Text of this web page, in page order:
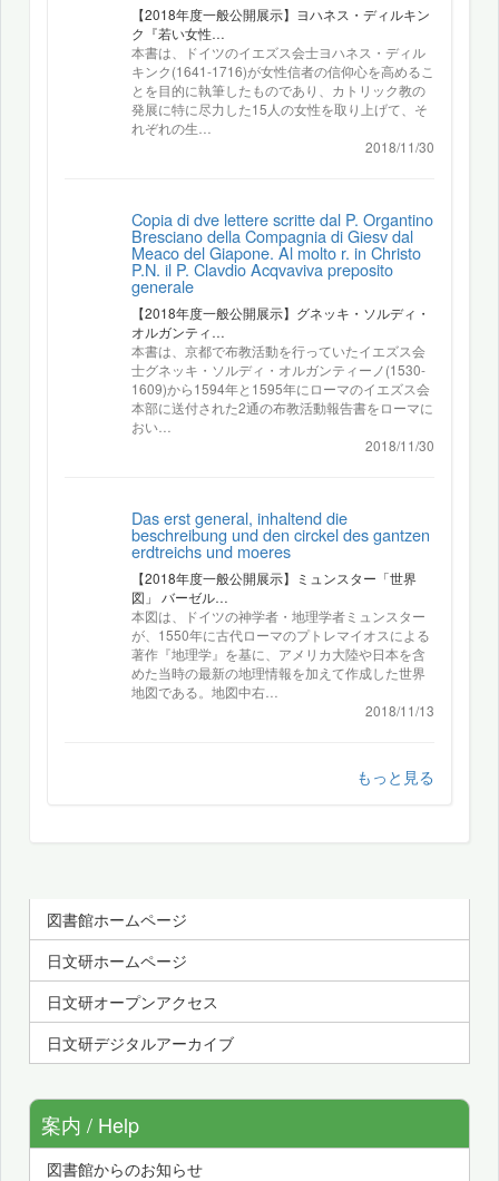
【2018年度一般公開展示】ヨハネス・ディルキン
ク『若い女性…
本書は、ドイツのイエズス会士ヨハネス・ディル
キンク(1641-1716)が女性信者の信仰心を高めるこ
とを目的に執筆したものであり、カトリック教の
発展に特に尽力した15人の女性を取り上げて、そ
れぞれの生…
2018/11/30
Copia di dve lettere scritte dal P. Organtino
Bresciano della Compagnia di Giesv dal
Meaco del Giapone. Al molto r. in Christo
P.N. il P. Clavdio Acqvaviva preposito
generale
【2018年度一般公開展示】グネッキ・ソルディ・
オルガンティ…
本書は、京都で布教活動を行っていたイエズス会
士グネッキ・ソルディ・オルガンティーノ(1530-
1609)から1594年と1595年にローマのイエズス会
本部に送付された2通の布教活動報告書をローマに
おい…
2018/11/30
Das erst general, inhaltend die
beschreibung und den circkel des gantzen
erdtreichs und moeres
【2018年度一般公開展示】ミュンスター「世界
図」 バーゼル…
本図は、ドイツの神学者・地理学者ミュンスター
が、1550年に古代ローマのプトレマイオスによる
著作『地理学』を基に、アメリカ大陸や日本を含
めた当時の最新の地理情報を加えて作成した世界
地図である。地図中右…
2018/11/13
もっと見る
図書館ホームページ
日文研ホームページ
日文研オープンアクセス
日文研デジタルアーカイブ
案内 / Help
図書館からのお知らせ